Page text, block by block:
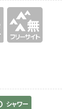
シャワー